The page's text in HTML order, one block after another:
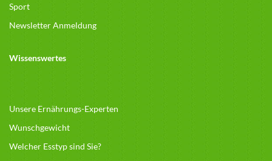
Sport
Newsletter Anmeldung
Wissenswertes
Unsere Ernährungs-Experten
Wunschgewicht
Welcher Esstyp sind Sie?